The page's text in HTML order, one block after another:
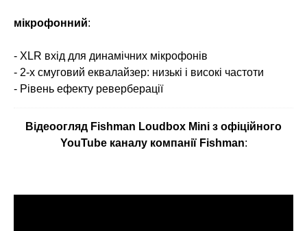
мікрофонний:
- XLR вхід для динамічних мікрофонів
- 2-х смуговий еквалайзер: низькі і високі частоти
- Рівень ефекту реверберації
Відеоогляд Fishman Loudbox Mini з офіційного
YouTube каналу компанії Fishman: